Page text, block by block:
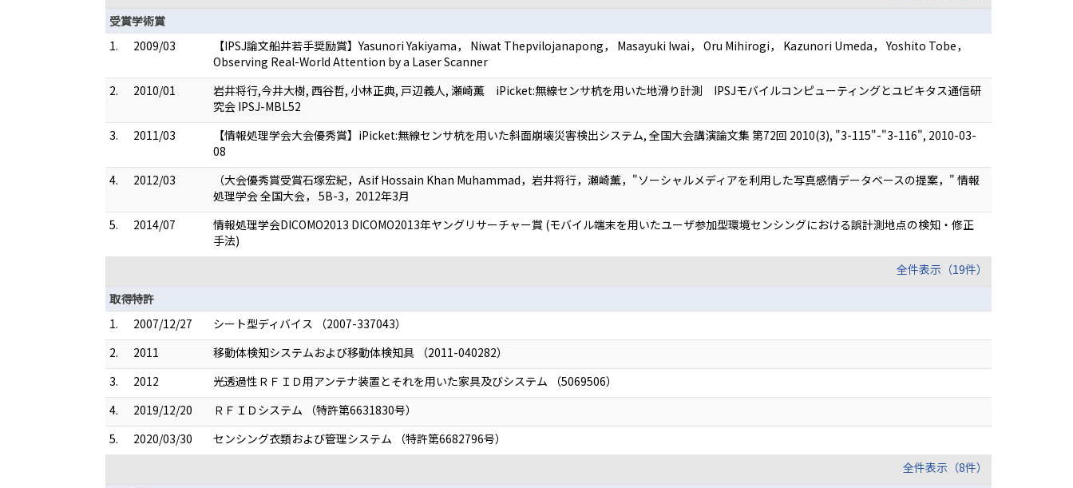
受賞学術賞
1.
2009/03
【IPSJ論文船井若手奨励賞】Yasunori Yakiyama， Niwat Thepvilojanapong， Masayuki Iwai， Oru Mihirogi， Kazunori Umeda， Yoshito Tobe，
Observing Real-World Attention by a Laser Scanner
2.
2010/01
岩井将行,今井大樹, 西谷哲, 小林正典, 戸辺義人, 瀬崎薫 iPicket:無線センサ杭を用いた地滑り計測 IPSJモバイルコンピューティングとユビキタス通信研
究会 IPSJ-MBL52
3.
2011/03
【情報処理学会大会優秀賞】iPicket:無線センサ杭を用いた斜面崩壊災害検出システム, 全国大会講演論文集 第72回 2010(3), "3-115"-"3-116", 2010-03-
08
4.
2012/03
（大会優秀賞受賞石塚宏紀，Asif Hossain Khan Muhammad，岩井将行，瀬崎薫，"ソーシャルメディアを利用した写真感情データベースの提案，" 情報
処理学会 全国大会， 5B-3，2012年3月
5.
2014/07
情報処理学会DICOMO2013 DICOMO2013年ヤングリサーチャー賞 (モバイル端末を用いたユーザ参加型環境センシングにおける誤計測地点の検知・修正
手法)
全件表示（19件）
取得特許
1.
2007/12/27
シート型ディバイス （2007-337043）
2.
2011
移動体検知システムおよび移動体検知具 （2011-040282）
3.
2012
光透過性ＲＦＩＤ用アンテナ装置とそれを用いた家具及びシステム （5069506）
4.
2019/12/20
ＲＦＩＤシステム （特許第6631830号）
5.
2020/03/30
センシング衣類および管理システム （特許第6682796号）
全件表示（8件）